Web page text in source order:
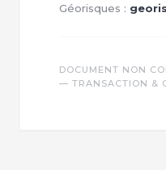
Géorisques :
DOCUMENT NON
— TRANSACTION &